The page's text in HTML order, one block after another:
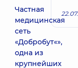
Частная
медицинская
сеть
«Добробут«»,
одна из
крупнейших